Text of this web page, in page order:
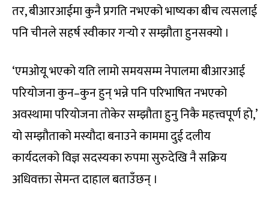
तर, बीआरआईमा कुनै प्रगति नभएको भाष्यका बीच त्यसलाई
पनि चीनले सहर्ष स्वीकार गर्‍यो र सम्झौता हुनसक्यो ।
‘एमओयू भएको यति लामो समयसम्म नेपालमा बीआरआई
परियोजना कुन–कुन हुन् भन्ने पनि परिभाषित नभएको
अवस्थामा परियोजना तोकेर सम्झौता हुनु निकै महत्त्वपूर्ण हो,’
यो सम्झौताको मस्यौदा बनाउने काममा दुई दलीय
कार्यदलको विज्ञ सदस्यका रुपमा सुरुदेखि नै सक्रिय
अधिवक्ता सेमन्त दाहाल बताउँछन् ।